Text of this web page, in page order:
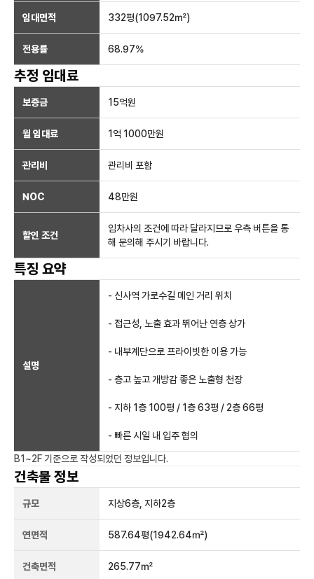
임대면적 332평(1097.52㎡)
전용률 68.97%
추정 임대료
보증금 15억원
월 임대료 1억 1000만원
관리비 관리비 포함
NOC 48만원
할인 조건
임차사의 조건에 따라 달라지므로 우측 버튼을 통
해 문의해 주시기 바랍니다.
특징 요약
설명
- 신사역 가로수길 메인 거리 위치
- 접근성, 노출 효과 뛰어난 연층 상가
- 내부계단으로 프라이빗한 이용 가능
- 층고 높고 개방감 좋은 노출형 천장
- 지하 1층 100평 / 1층 63평 / 2층 66평
- 빠른 시일 내 입주 협의
B1~2F 기준으로 작성되었던 정보입니다.
건축물 정보
규모 지상6층, 지하2층
연면적 587.64평(1942.64㎡)
건축면적 265.77㎡